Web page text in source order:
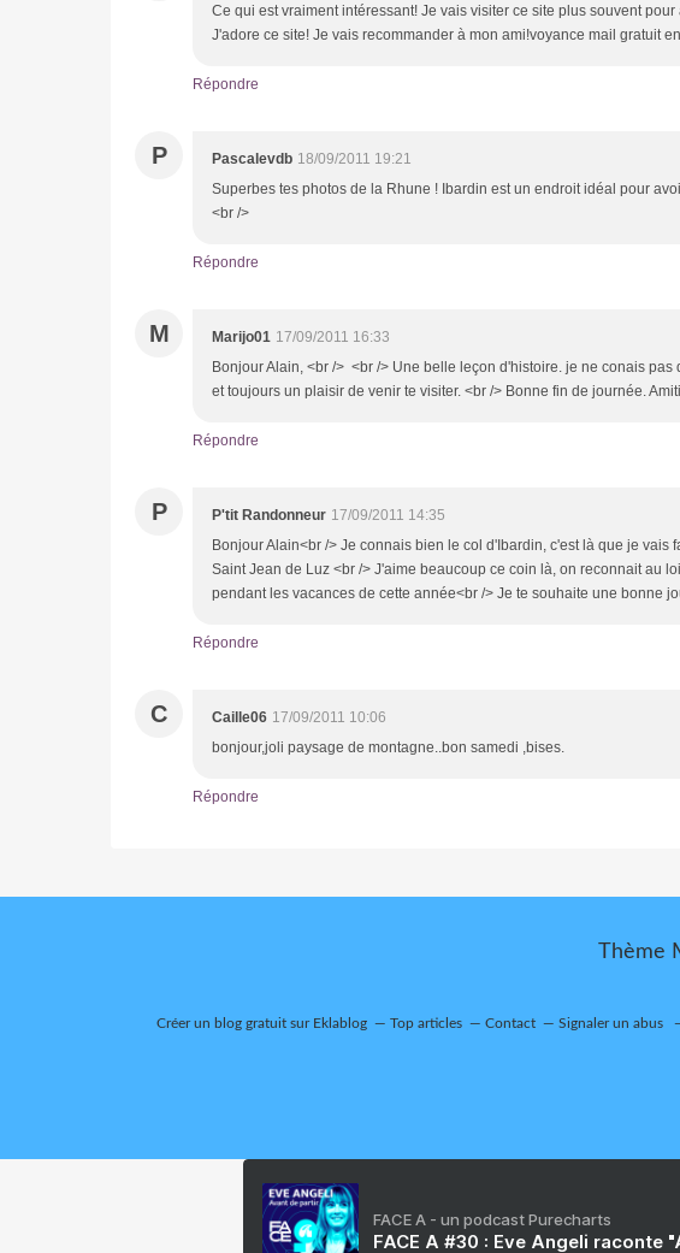
Ce qui est vraiment intéressant! Je vais visiter ce site plus souvent
J'adore ce site! Je vais recommander à mon ami!voyance mail gratuit
Répondre
P Pascalevdb 18/09/2011 19:21
Superbes tes photos de la Rhune ! Ibardin est un endroit idéal pour
<br />
Répondre
M Marijo01 17/09/2011 16:33
Bonjour Alain, <br /> <br /> Une belle leçon d'histoire. je ne conais
et toujours un plaisir de venir te visiter. <br /> Bonne fin de journée.
Répondre
P P'tit Randonneur 17/09/2011 14:35
Bonjour Alain<br /> Je connais bien le col d'Ibardin, c'est là que je
Saint Jean de Luz <br /> J'aime beaucoup ce coin là, on reconnait au
pendant les vacances de cette année<br /> Je te souhaite une bonne
Répondre
C Caille06 17/09/2011 10:06
bonjour,joli paysage de montagne..bon samedi ,bises.
Répondre
Thème
Créer un blog gratuit sur Eklablog Top articles Contact Signaler un abus
FACE A - un podcast Purecharts
FACE A #30 : Eve Angeli raconte